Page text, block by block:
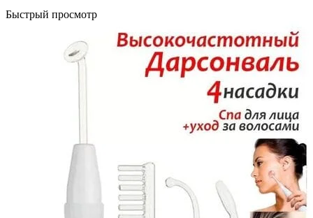
Быстрый просмотр